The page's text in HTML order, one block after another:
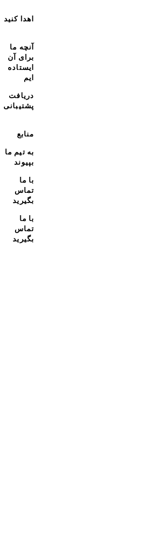
اهدا کنید
آنچه ما
برای آن
ایستاده
ایم
دریافت
پشتیبانی
منابع
به تیم ما
بپیوند
با ما
تماس
بگیرید
با ما
تماس
بگیرید